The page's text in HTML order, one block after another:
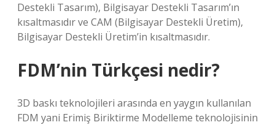
Destekli Tasarım), Bilgisayar Destekli Tasarım’ın
kısaltmasıdır ve CAM (Bilgisayar Destekli Üretim),
Bilgisayar Destekli Üretim’in kısaltmasıdır.
FDM’nin Türkçesi nedir?
3D baskı teknolojileri arasında en yaygın kullanılan
FDM yani Erimiş Biriktirme Modelleme teknolojisinin